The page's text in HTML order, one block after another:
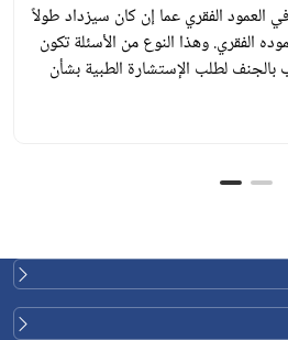
العمود الفقري عما إن كان سيزداد طولاً
الفقري. وهذا النوع من الأسئلة تكون
لطلب الإستشارة الطبية بشأن